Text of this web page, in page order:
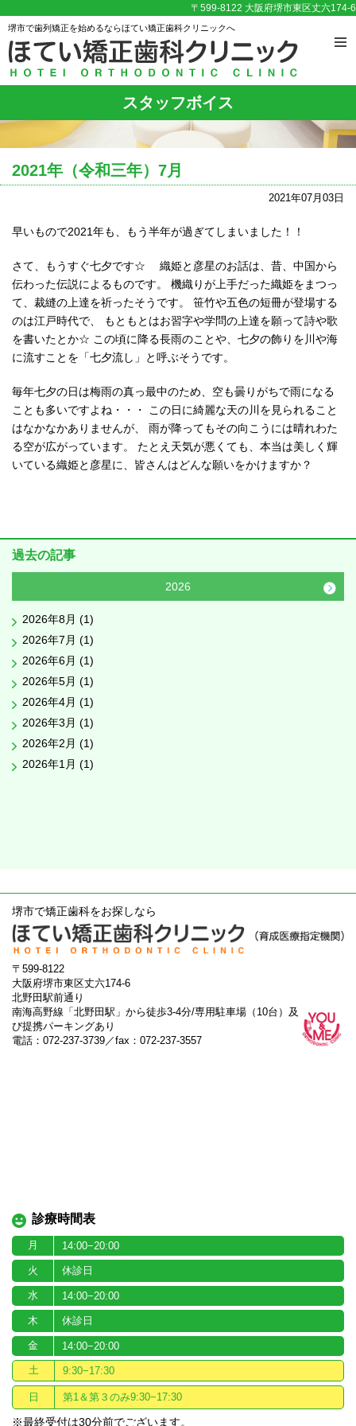
〒599-8122 大阪府堺市東区丈六174-6
堺市で歯列矯正を始めるならほてい矯正歯科クリニックへ
スタッフボイス
2021年（令和三年）7月
2021年07月03日
早いもので2021年も、もう半年が過ぎてしまいました！！
さて、もうすぐ七夕です☆ 織姫と彦星のお話は、昔、中国から
伝わった伝説によるものです。 機織りが上手だった織姫をまつっ
て、裁縫の上達を祈ったそうです。 笹竹や五色の短冊が登場する
のは江戸時代で、 もともとはお習字や学問の上達を願って詩や歌
を書いたとか☆ この頃に降る長雨のことや、七夕の飾りを川や海
に流すことを「七夕流し」と呼ぶそうです。
毎年七夕の日は梅雨の真っ最中のため、空も曇りがちで雨になる
ことも多いですよね・・・ この日に綺麗な天の川を見られること
はなかなかありませんが、 雨が降ってもその向こうには晴れわた
る空が広がっています。 たとえ天気が悪くても、本当は美しく輝
いている織姫と彦星に、皆さんはどんな願いをかけますか？
過去の記事
2026
2026年8月 (1)
2026年7月 (1)
2026年6月 (1)
2026年5月 (1)
2026年4月 (1)
2026年3月 (1)
2026年2月 (1)
2026年1月 (1)
堺市で矯正歯科をお探しなら
〒599-8122
大阪府堺市東区丈六174-6
北野田駅前通り
南海高野線「北野田駅」から徒歩3-4分/専用駐車場（10台）及
び提携パーキングあり
電話：072-237-3739／fax：072-237-3557
診療時間表
月 14:00−20:00
火 休診日
水 14:00−20:00
木 休診日
金 14:00−20:00
土 9:30−17:30
日 第1＆第３のみ9:30−17:30
※最終受付は30分前でございます。